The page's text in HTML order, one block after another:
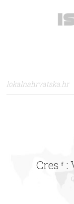
lokalnahrvatska.hr
Cres ᶠ